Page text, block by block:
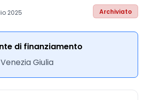
2025 Archiviato
di finanziamento
Giulia